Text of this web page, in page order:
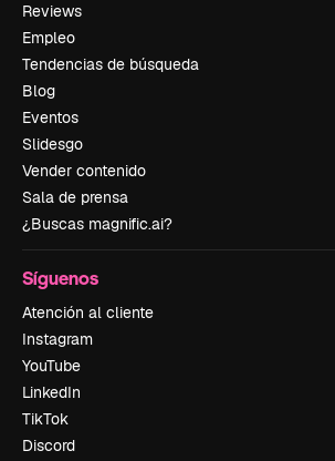
Reviews
Empleo
Tendencias de búsqueda
Blog
Eventos
Slidesgo
Vender contenido
Sala de prensa
¿Buscas magnific.ai?
Síguenos
Atención al cliente
Instagram
YouTube
LinkedIn
TikTok
Discord